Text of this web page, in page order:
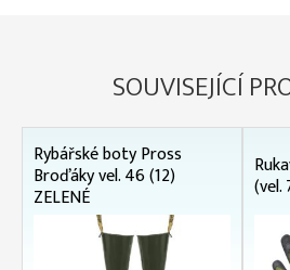
SOUVISEJÍCÍ
Rybářské boty Pross
Broďáky vel. 46 (12)
ZELENÉ (vel.